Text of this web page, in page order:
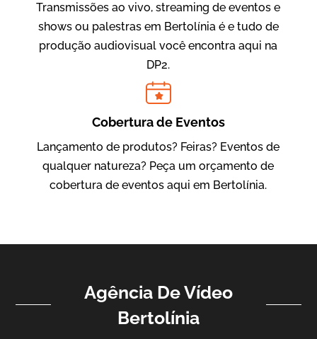
IBCC
Vídeo Institucional
Transmissões ao vivo, streaming de eventos e
shows ou palestras em Bertolínia é e tudo de
produção audiovisual você encontra aqui na
DP2.
Cobertura de Eventos
Lançamento de produtos? Feiras? Eventos de
qualquer natureza? Peça um orçamento de
cobertura de eventos aqui em Bertolínia.
Agência De Vídeo
Bertolínia